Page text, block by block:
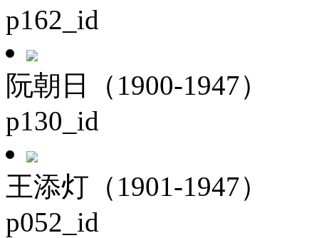
p162_id
阮朝日（1900-1947）
p130_id
王添灯（1901-1947）
p052_id